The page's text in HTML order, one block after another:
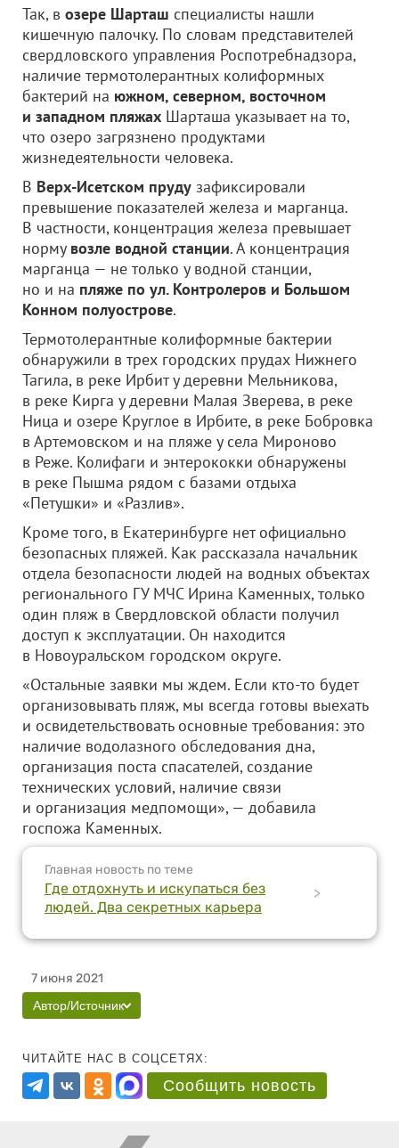
Так, в озере Шарташ специалисты нашли
кишечную палочку. По словам представителей
свердловского управления Роспотребнадзора,
наличие термотолерантных колиформных
бактерий на южном, северном, восточном
и западном пляжах Шарташа указывает на то,
что озеро загрязнено продуктами
жизнедеятельности человека.
В Верх-Исетском пруду зафиксировали
превышение показателей железа и марганца.
В частности, концентрация железа превышает
норму возле водной станции. А концентрация
марганца — не только у водной станции,
но и на пляже по ул. Контролеров и Большом
Конном полуострове.
Термотолерантные колиформные бактерии
обнаружили в трех городских прудах Нижнего
Тагила, в реке Ирбит у деревни Мельникова,
в реке Кирга у деревни Малая Зверева, в реке
Ница и озере Круглое в Ирбите, в реке Бобровка
в Артемовском и на пляже у села Мироново
в Реже. Колифаги и энтерококки обнаружены
в реке Пышма рядом с базами отдыха
«Петушки» и «Разлив».
Кроме того, в Екатеринбурге нет официально
безопасных пляжей. Как рассказала начальник
отдела безопасности людей на водных объектах
регионального ГУ МЧС Ирина Каменных, только
один пляж в Свердловской области получил
доступ к эксплуатации. Он находится
в Новоуральском городском округе.
«Остальные заявки мы ждем. Если кто-то будет
организовывать пляж, мы всегда готовы выехать
и освидетельствовать основные требования: это
наличие водолазного обследования дна,
организация поста спасателей, создание
технических условий, наличие связи
и организация медпомощи», — добавила
госпожа Каменных.
Главная новость по теме
Где отдохнуть и искупаться без
людей. Два секретных карьера
>
7 июня 2021
Автор/Источник
ЧИТАЙТЕ НАС В СОЦСЕТЯХ:
Сообщить новость